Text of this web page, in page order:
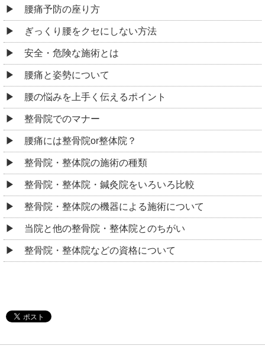
腰痛予防の座り方
ぎっくり腰をクセにしない方法
安全・危険な施術とは
腰痛と姿勢について
腰の悩みを上手く伝えるポイント
整骨院でのマナー
腰痛には整骨院or整体院？
整骨院・整体院の施術の種類
整骨院・整体院・鍼灸院をいろいろ比較
整骨院・整体院の機器による施術について
当院と他の整骨院・整体院とのちがい
整骨院・整体院などの資格について